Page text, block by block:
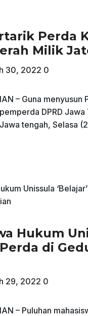
Perda
Milik
30, 2022 0
– Guna menyusun
DPRD Jawa
tengah, Selasa
Hukum
Perda di
29, 2022 0
– Puluhan